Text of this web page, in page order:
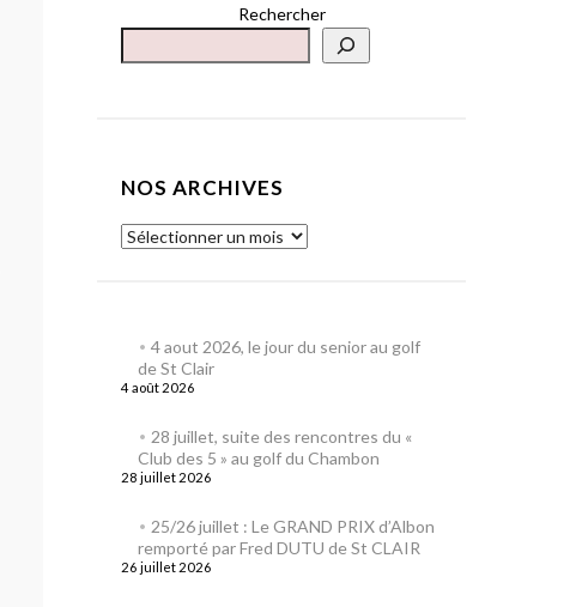
Rechercher
NOS ARCHIVES
4 aout 2026, le jour du senior au golf
de St Clair
4 août 2026
28 juillet, suite des rencontres du «
Club des 5 » au golf du Chambon
28 juillet 2026
25/26 juillet : Le GRAND PRIX d’Albon
remporté par Fred DUTU de St CLAIR
26 juillet 2026